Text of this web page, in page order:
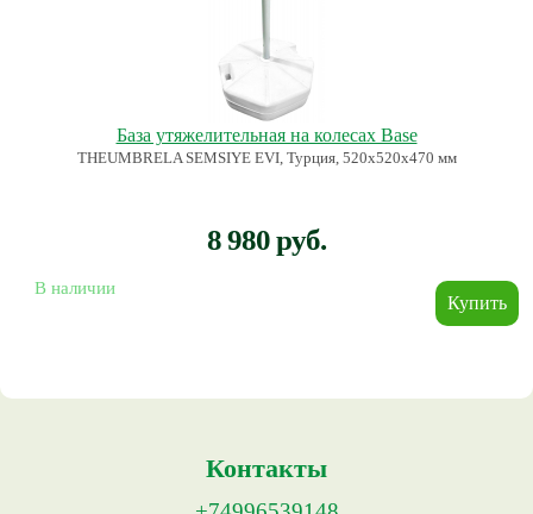
База утяжелительная на колесах Base
THEUMBRELA SEMSIYE EVI, Турция, 520х520х470 мм
8 980 руб.
В наличии
Контакты